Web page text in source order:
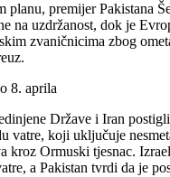
planu, premijer Pakistana
na uzdržanost, dok je
zvaničnicima zbog
8. aprila
Države i Iran
vatre, koji uključuje
kroz Ormuski tjesnac.
a Pakistan tvrdi da je